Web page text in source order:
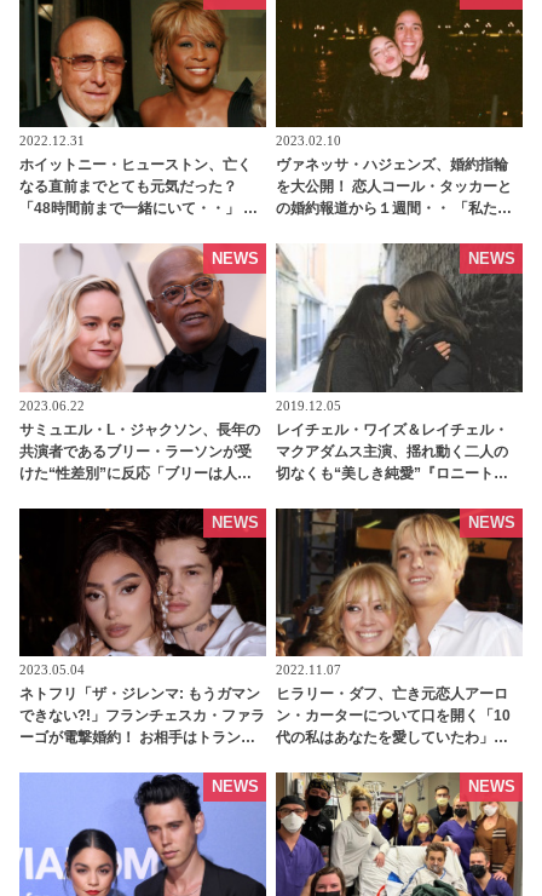
2022.12.31
ホイットニー・ヒューストン、亡く
なる直前までとても元気だった？
「48時間前まで一緒にいて・・」 ホ
ューサーが明かす - tvgroove
2023.02.10
ヴァネッサ・ハジェンズ、婚約指輪
を大公開！ 恋人コール・タッカーと
の婚約報道から１週間・・ 「私たち
tvgroove
2023.06.22
サミュエル・L・ジャクソン、長年の
共演者であるブリー・ラーソンが受
けた“性差別”に反応「ブリーは人々
tvgroove
NEWS
2019.12.05
レイチェル・ワイズ＆レイチェル・
マクアダムス主演、揺れ動く二人の
切なくも“美しき純愛”『ロニートと
写真が解禁 | tvgroove
NEWS
2023.05.04
ネトフリ「ザ・ジレンマ: もうガマン
できない?!」フランチェスカ・ファラ
ーゴが電撃婚約！ お相手はトランス
っぱいの姿をシェア［写真あり］ -
NEWS
2022.11.07
ヒラリー・ダフ、亡き元恋人アーロ
ン・カーターについて口を開く「10
代の私はあなたを愛していたわ」
NEWS
NEWS NEWS